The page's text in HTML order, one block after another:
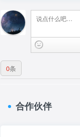
0条
合作伙伴